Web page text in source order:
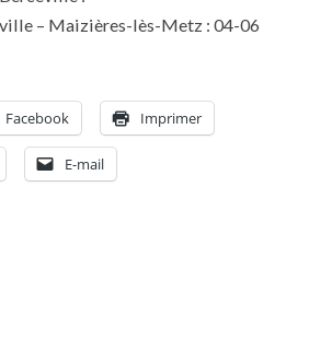
– Maizières-lès-Metz : 04-06
Facebook Imprimer
E-mail